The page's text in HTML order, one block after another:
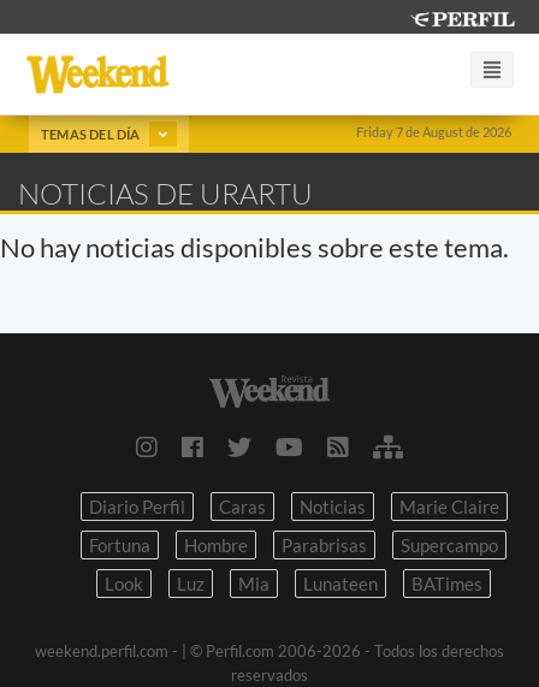
Friday 7 de August de 2026
TEMAS DEL DÍA
NOTICIAS DE URARTU
No hay noticias disponibles sobre este tema.
Diario Perfil Caras Noticias
Marie Claire
Fortuna
Hombre Parabrisas
Supercampo
Look
Luz Mia Lunateen BATimes
weekend.perfil.com -
| © Perfil.com 2006-2026 - Todos los derechos
reservados